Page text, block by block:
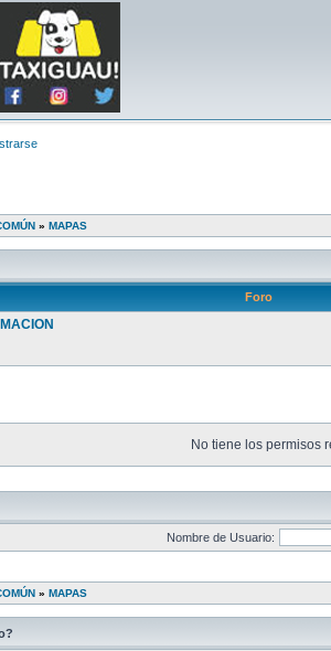
» MAPAS
Foro
No tiene los permisos
Nombre de Usuario:
» MAPAS